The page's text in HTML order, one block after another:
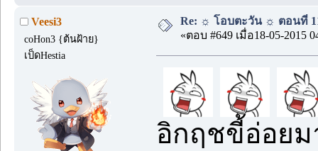
Veesi3
coHon3 {ต้นฝ้าย}
เป็ดHestia
Re: ☼ โอบตะวัน ☼ ตอนที่ 11
«ตอบ #649 เมื่อ18-05-2015
อิกฤชขี้อ่อยม